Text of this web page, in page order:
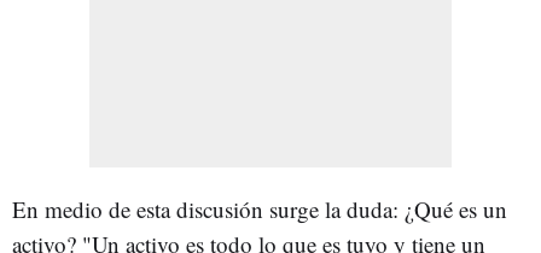
En medio de esta discusión surge la duda: ¿Qué es un
activo? "Un activo es todo lo que es tuyo y tiene un